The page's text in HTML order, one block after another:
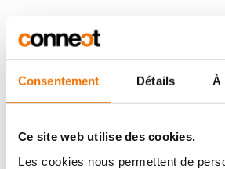
Consentement Détails À
Ce site web utilise des cookies.
Les cookies nous permettent de
Ville de Hasselt
Dialogue sur la